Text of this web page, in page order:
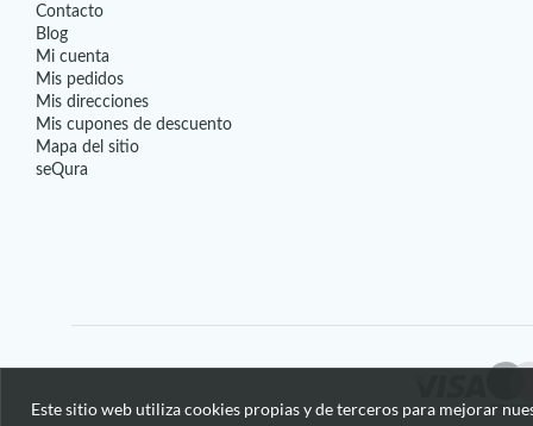
Contacto
Blog
Mi cuenta
Mis pedidos
Mis direcciones
Mis cupones de descuento
Mapa del sitio
seQura
Este sitio web utiliza cookies propias y de terceros para mejorar